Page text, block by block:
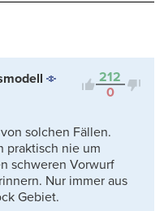
Kontrovers
212
0
solchen Fällen.
praktisch nie um
schweren Vorwurf
Nur immer aus
Gebiet.